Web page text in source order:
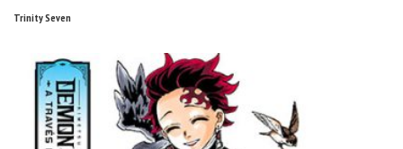
Trinity Seven